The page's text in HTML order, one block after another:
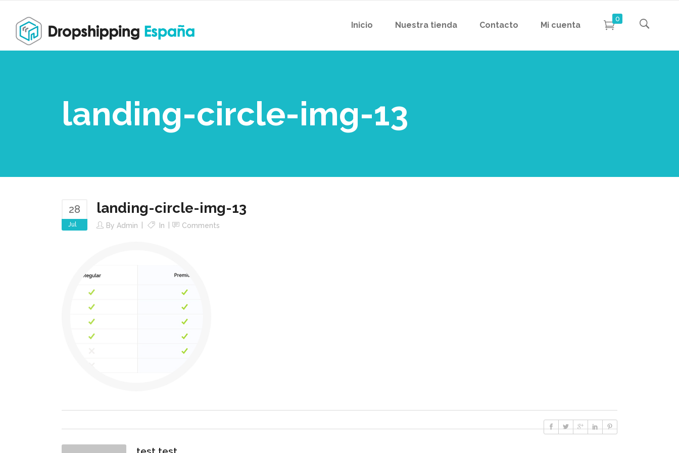
Inicio Nuestra tienda Contacto Mi cuenta
0
landing-circle-img-13
28
Jul
landing-circle-img-13
By Admin In Comments